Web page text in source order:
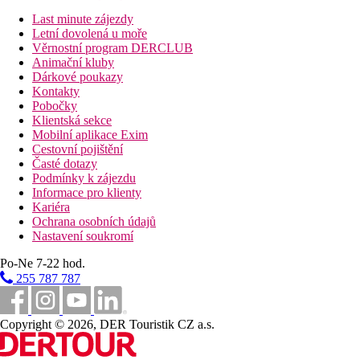
VISA, EC/MC.
Web
https://www.chincherinihotels.com/hotels/hotel-arathena-rocks
Internet
Zdarma:WiFi v hotelu.
Poznámka
Oficiální třída: ****
Vzdálenosti
Centrum města
100 m
Vzdálenost k pláži
Pláž
Last minute zájezdy
Letní dovolená u moře
Věrnostní program DERCLUB
Animační kluby
Dárkové poukazy
Kontakty
Pobočky
Klientská sekce
Mobilní aplikace Exim
Cestovní pojištění
Časté dotazy
Podmínky k zájezdu
Informace pro klienty
Kariéra
Ochrana osobních údajů
Nastavení soukromí
Po-Ne 7-22 hod.
255 787 787
Copyright © 2026, DER Touristik CZ a.s.